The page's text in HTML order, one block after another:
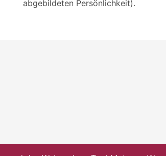
abgebildeten Persönlichkeit).